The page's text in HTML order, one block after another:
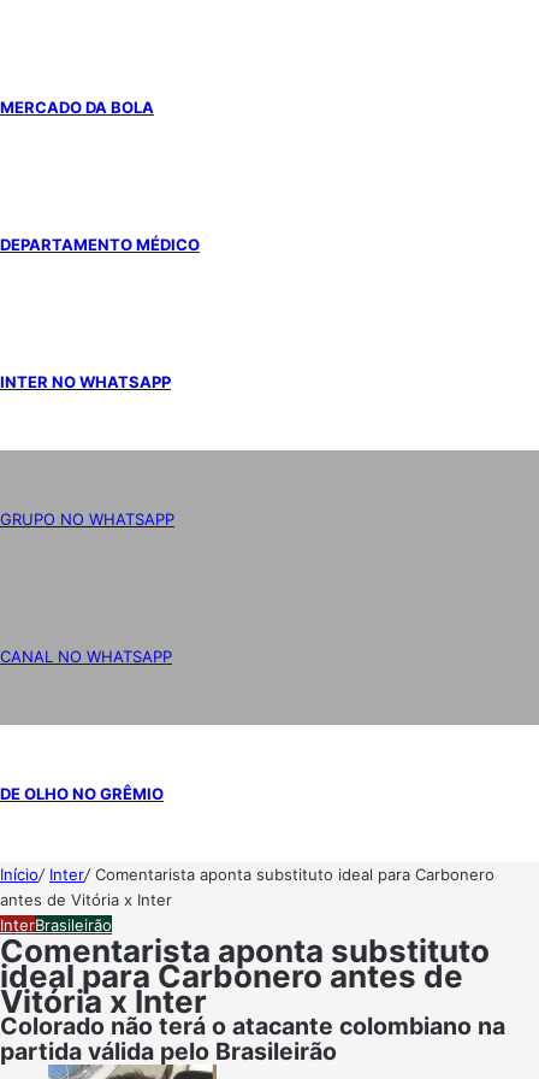
MERCADO DA BOLA
DEPARTAMENTO MÉDICO
INTER NO WHATSAPP
GRUPO NO WHATSAPP
CANAL NO WHATSAPP
DE OLHO NO GRÊMIO
Início/ Inter/Comentarista aponta substituto ideal para Carbonero
antes de Vitória x Inter
InterBrasileirão
Comentarista aponta substituto
ideal para Carbonero antes de
Vitória x Inter
Colorado não terá o atacante colombiano na
partida válida pelo Brasileirão